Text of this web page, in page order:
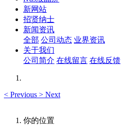
新网站
招贤纳士
新闻资讯
全部 公司动态 业界资讯
关于我们
公司简介 在线留言 在线反馈
< Previous > Next
你的位置